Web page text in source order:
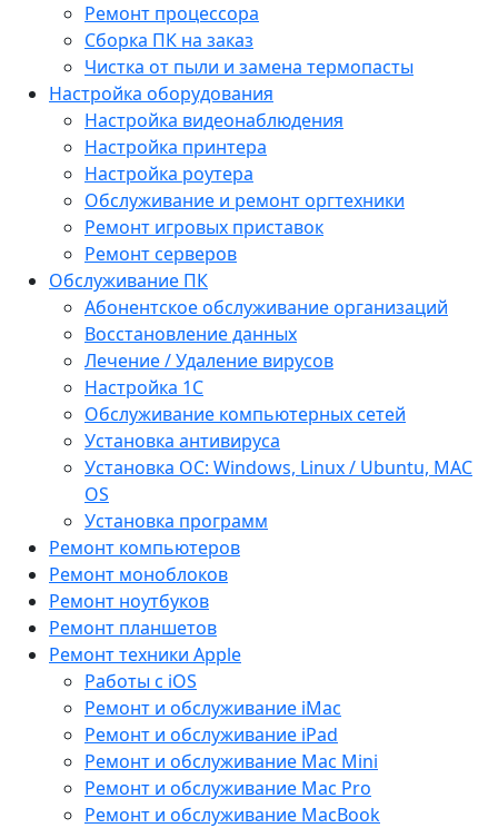
Ремонт процессора
Сборка ПК на заказ
Чистка от пыли и замена термопасты
Настройка оборудования
Настройка видеонаблюдения
Настройка принтера
Настройка роутера
Обслуживание и ремонт оргтехники
Ремонт игровых приставок
Ремонт серверов
Обслуживание ПК
Абонентское обслуживание организаций
Восстановление данных
Лечение / Удаление вирусов
Настройка 1С
Обслуживание компьютерных сетей
Установка антивируса
Установка ОС: Windows, Linux / Ubuntu, МАС
OS
Установка программ
Ремонт компьютеров
Ремонт моноблоков
Ремонт ноутбуков
Ремонт планшетов
Ремонт техники Apple
Работы с iOS
Ремонт и обслуживание iMac
Ремонт и обслуживание iPad
Ремонт и обслуживание Mac Mini
Ремонт и обслуживание Mac Pro
Ремонт и обслуживание MacBook